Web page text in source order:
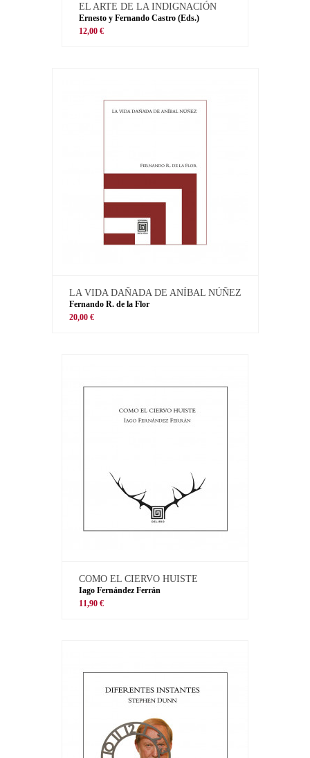
EL ARTE DE LA INDIGNACIÓN
Ernesto y Fernando Castro (Eds.)
12,00 €
LA VIDA DAÑADA DE ANÍBAL NÚÑEZ
Fernando R. de la Flor
20,00 €
COMO EL CIERVO HUISTE
Iago Fernández Ferrán
11,90 €